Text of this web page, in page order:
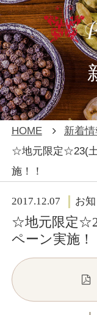
HOME
新着情
☆地元限定☆23(土
施！！
2017.12.07 お
☆地元限定
ペーン実施！
REBORN
ファス
温泉・
ご宿泊